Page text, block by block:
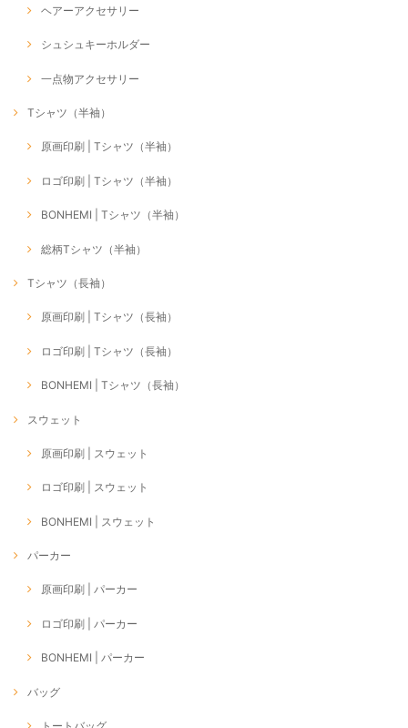
ヘアーアクセサリー
シュシュキーホルダー
一点物アクセサリー
Tシャツ（半袖）
原画印刷 | Tシャツ（半袖）
ロゴ印刷 | Tシャツ（半袖）
BONHEMI | Tシャツ（半袖）
総柄Tシャツ（半袖）
Tシャツ（長袖）
原画印刷 | Tシャツ（長袖）
ロゴ印刷 | Tシャツ（長袖）
BONHEMI | Tシャツ（長袖）
スウェット
原画印刷 | スウェット
ロゴ印刷 | スウェット
BONHEMI | スウェット
パーカー
原画印刷 | パーカー
ロゴ印刷 | パーカー
BONHEMI | パーカー
バッグ